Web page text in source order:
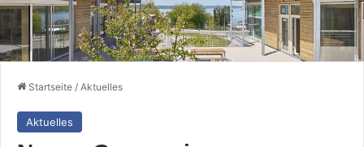
Startseite / Aktuelles
Aktuelles